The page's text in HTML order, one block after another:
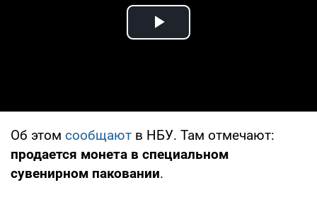
Play Video
Об этом сообщают в НБУ. Там отмечают:
продается монета в специальном
сувенирном паковании.